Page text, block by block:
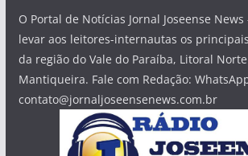
O Portal de Notícias Jornal Joseense
levar aos leitores-internautas os
da região do Vale do Paraíba, Litoral
Mantiqueira. Fale com Redação:
contato@jornaljoseensenews.com.br